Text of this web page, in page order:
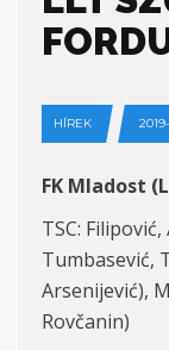
HÍREK
FK Mladost
TSC:
Tumbasević,
Arsenijević),
Rovčanin)